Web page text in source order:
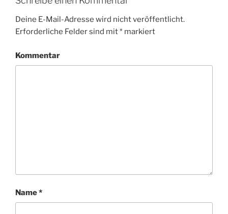
Deine E-Mail-Adresse wird nicht veröffentlicht.
Erforderliche Felder sind mit* markiert
Kommentar
Name*